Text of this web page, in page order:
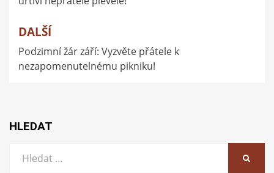
příspěvek
DALŠÍ
Podzimní žár září: Vyzvěte přátele k
nezapomenutelnému pikniku!
HLEDAT